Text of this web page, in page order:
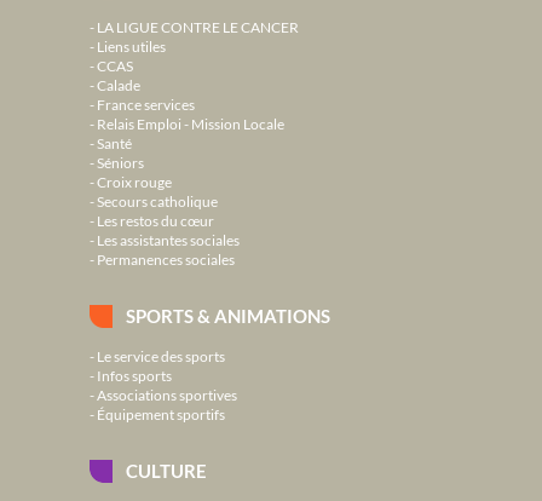
LA LIGUE CONTRE LE CANCER
Liens utiles
CCAS
Calade
France services
Relais Emploi - Mission Locale
Santé
Séniors
Croix rouge
Secours catholique
Les restos du cœur
Les assistantes sociales
Permanences sociales
SPORTS & ANIMATIONS
Le service des sports
Infos sports
Associations sportives
Équipement sportifs
CULTURE